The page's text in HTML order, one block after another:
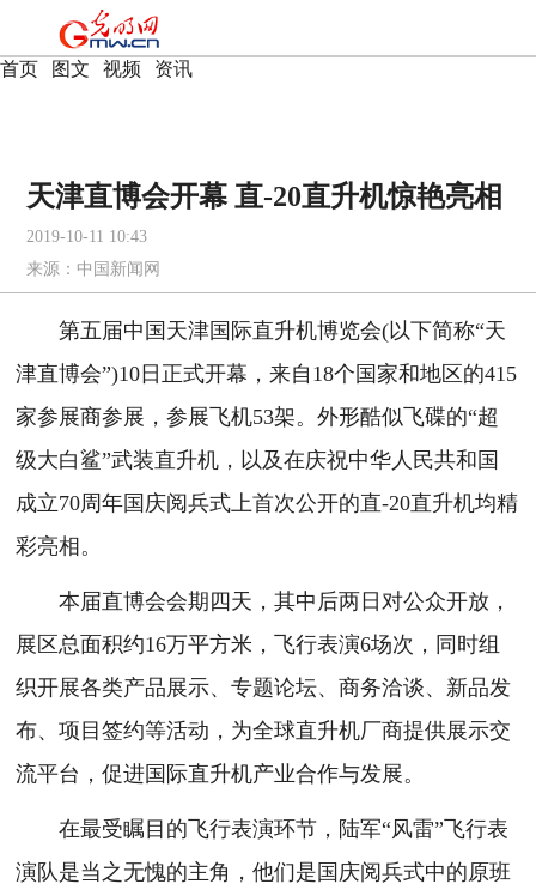
首页 图文 视频 资讯
天津直博会开幕 直-20直升机惊艳亮相
2019-10-11 10:43
来源： 中国新闻网
第五届中国天津国际直升机博览会(以下简称“天
津直博会”)10日正式开幕，来自18个国家和地区的415
家参展商参展，参展飞机53架。外形酷似飞碟的“超
级大白鲨”武装直升机，以及在庆祝中华人民共和国
成立70周年国庆阅兵式上首次公开的直-20直升机均精
彩亮相。
本届直博会会期四天，其中后两日对公众开放，
展区总面积约16万平方米，飞行表演6场次，同时组
织开展各类产品展示、专题论坛、商务洽谈、新品发
布、项目签约等活动，为全球直升机厂商提供展示交
流平台，促进国际直升机产业合作与发展。
在最受瞩目的飞行表演环节，陆军“风雷”飞行表
演队是当之无愧的主角，他们是国庆阅兵式中的原班